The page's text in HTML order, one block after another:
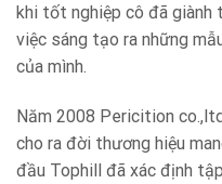
khi tốt nghiệp cô đã giành
việc sáng tạo ra những
của mình.
Năm 2008 Pericition
cho ra đời thương hiệu
đầu Tophill đã xác định